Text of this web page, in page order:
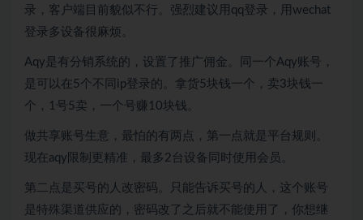
录，客户端目前貌似不行。强烈建议用qq登录，用wechat
登录多设备很麻烦。
Aqy是有分销系统的，设置了推广佣金。同一个Aqy账号，
是可以在5个不同ip登录的。拿货5块钱一个，卖3块钱一
个，1号5卖，一个号赚10块钱。
做共享账号生意，最怕的有两点，第一点就是平台规则。
现在aqy限制更精准，最多2台设备同时使用会员。
第二点是买号的人改密码。只能告诉买号的人，这个账号
是特殊渠道供应的，密码改了之后就不能使用了，你想继